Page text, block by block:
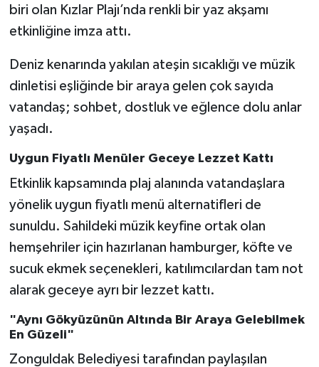
biri olan Kızlar Plajı’nda renkli bir yaz akşamı
etkinliğine imza attı.
Deniz kenarında yakılan ateşin sıcaklığı ve müzik
dinletisi eşliğinde bir araya gelen çok sayıda
vatandaş; sohbet, dostluk ve eğlence dolu anlar
yaşadı.
Uygun Fiyatlı Menüler Geceye Lezzet Kattı
Etkinlik kapsamında plaj alanında vatandaşlara
yönelik uygun fiyatlı menü alternatifleri de
sunuldu. Sahildeki müzik keyfine ortak olan
hemşehriler için hazırlanan hamburger, köfte ve
sucuk ekmek seçenekleri, katılımcılardan tam not
alarak geceye ayrı bir lezzet kattı.
"Aynı Gökyüzünün Altında Bir Araya Gelebilmek
En Güzeli"
Zonguldak Belediyesi tarafından paylaşılan
İş ilanı
Kilimli
Kültür - Sanat
Politika
Resmi İlan
Röportaj
Sağlık
SİYASET
Spor